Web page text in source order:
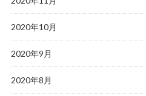
2020年10月
2020年9月
2020年8月